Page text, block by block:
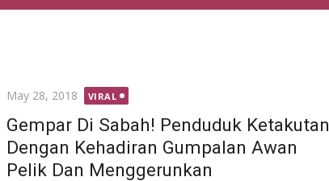
Posted
May 28, 2018 VIRAL
Gempar Di Sabah! Penduduk Ketakutan
Dengan Kehadiran Gumpalan Awan
Pelik Dan Menggerunkan